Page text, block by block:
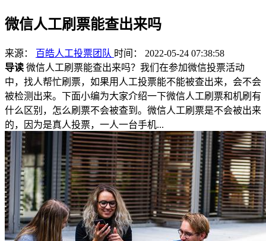
微信人工刷票能查出来吗
来源： 百皓人工投票团队 时间： 2022-05-24 07:38:58
导读 微信人工刷票能查出来吗？我们在参加微信投票活动
中，找人帮忙刷票，如果用人工投票能不能被查出来，会不会
被检测出来。下面小编为大家介绍一下微信人工刷票和机刷有
什么区别，怎么刷票不会被查到。微信人工刷票是不会被出来
的，因为是真人投票，一人一台手机...